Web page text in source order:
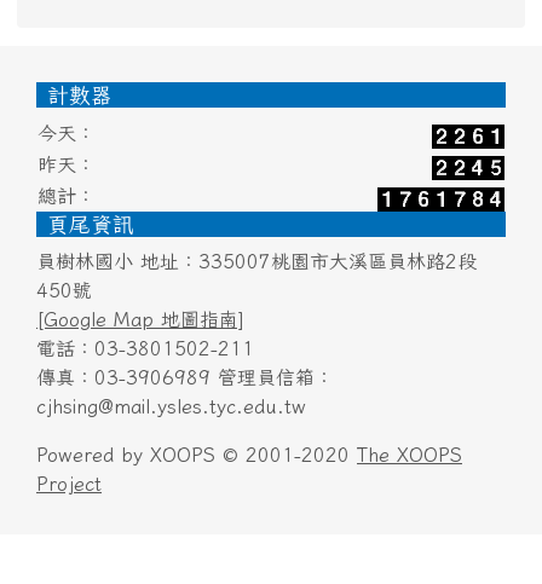
頁尾區域內容
計數器
今天：
昨天：
總計：
頁尾資訊
員樹林國小 地址：335007桃園市大溪區員林路2段
450號
[Google Map 地圖指南]
電話：03-3801502-211
傳真：03-3906989 管理員信箱：
cjhsing@mail.ysles.tyc.edu.tw
Powered by XOOPS © 2001-2020 The XOOPS
Project